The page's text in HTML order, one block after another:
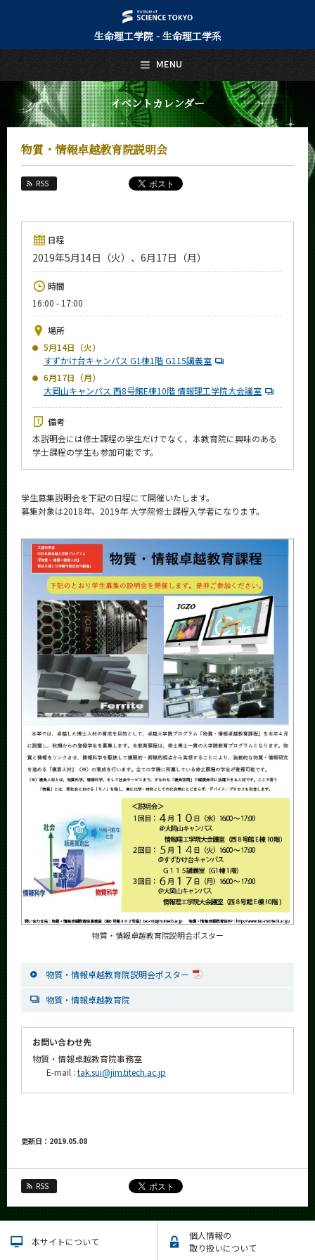
生命理工学院 - 生命理工学系
イベントカレンダー
物質・情報卓越教育院説明会
RSS
日程
2019年5月14日（火）、6月17日（月）
時間
16:00 - 17:00
場所
5月14日（火）
すずかけ台キャンパス G1棟1階 G115講義室
6月17日（月）
大岡山キャンパス 西8号館E棟10階 情報理工学院大会議室
備考
本説明会には修士課程の学生だけでなく、本教育院に興味のある
学士課程の学生も参加可能です。
学生募集説明会を下記の日程にて開催いたします。
募集対象は2018年、2019年 大学院修士課程入学者になります。
物質・情報卓越教育院説明会ポスター
物質・情報卓越教育院説明会ポスター
物質・情報卓越教育院
お問い合わせ先
物質・情報卓越教育院事務室
E-mail :tak.sui@jim.titech.ac.jp
更新日：2019.05.08
RSS
本サイトについて
個人情報の
取り扱いについて
MENU
日本語 English
トップページ
Top Page
生命理工学系について
About Us
教育
Education
未来
Future
入学案内
Admissions
生命理工学系 News
News
イベントカレンダー
Event Calendar
今後のイベント
今後の課程別イベント
年別アーカイブ
サイト構成
学内向け情報
CLOSE